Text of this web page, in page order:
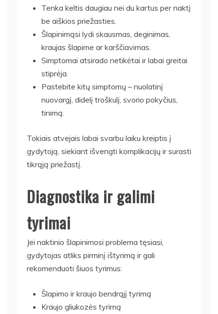
Tenka keltis daugiau nei du kartus per naktį
be aiškios priežasties.
Šlapinimąsi lydi skausmas, deginimas,
kraujas šlapime ar karščiavimas.
Simptomai atsirado netikėtai ir labai greitai
stiprėja.
Pastebite kitų simptomų – nuolatinį
nuovargį, didelį troškulį, svorio pokyčius,
tinimą.
Tokiais atvejais labai svarbu laiku kreiptis į
gydytoją, siekiant išvengti komplikacijų ir surasti
tikrąją priežastį.
Diagnostika ir galimi
tyrimai
Jei naktinio šlapinimosi problema tęsiasi,
gydytojas atliks pirminį ištyrimą ir gali
rekomenduoti šiuos tyrimus:
Šlapimo ir kraujo bendrąjį tyrimą
Kraujo gliukozės tyrimą